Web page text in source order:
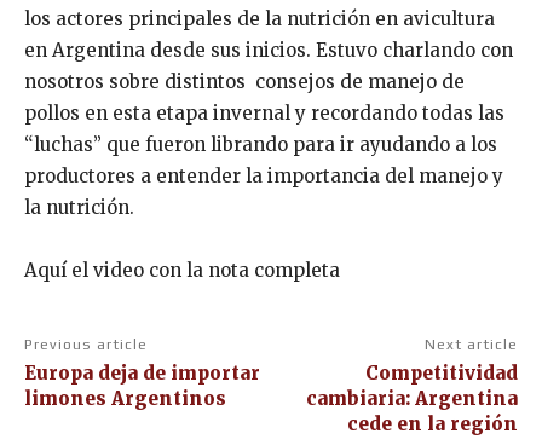
los actores principales de la nutrición en avicultura
en Argentina desde sus inicios. Estuvo charlando con
nosotros sobre distintos consejos de manejo de
pollos en esta etapa invernal y recordando todas las
“luchas” que fueron librando para ir ayudando a los
productores a entender la importancia del manejo y
la nutrición.
Aquí el video con la nota completa
Previous article
Europa deja de importar
limones Argentinos
Next article
Competitividad
cambiaria: Argentina
cede en la región